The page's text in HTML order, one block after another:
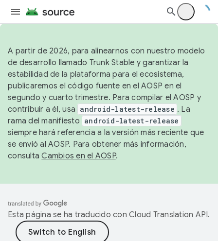
A partir de 2026, para alinearnos con nuestro modelo
de desarrollo llamado Trunk Stable y garantizar la
estabilidad de la plataforma para el ecosistema,
publicaremos el código fuente en el AOSP en el
segundo y cuarto trimestre. Para compilar el AOSP y
contribuir a él, usa android-latest-release . La
rama del manifiesto android-latest-release
siempre hará referencia a la versión más reciente que
se envió al AOSP. Para obtener más información,
consultaCambios en el AOSP.
Esta página se ha traducido con Cloud Translation API.